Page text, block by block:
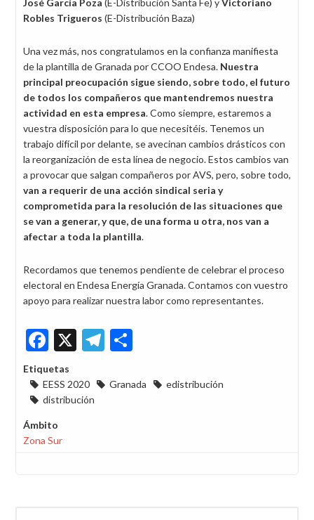
José García Poza (E-Distribución Santa Fe) yVictoriano
Robles Trigueros (E-Distribución Baza)
Una vez más, nos congratulamos en la confianza manifiesta
de la plantilla de Granada por CCOO Endesa. Nuestra
principal preocupación sigue siendo, sobre todo, el futuro
de todos los compañeros que mantendremos nuestra
actividad en esta empresa. Como siempre, estaremos a
vuestra disposición para lo que necesitéis. Tenemos un
trabajo difícil por delante, se avecinan cambios drásticos con
la reorganización de esta línea de negocio. Estos cambios van
a provocar que salgan compañeros por AVS, pero, sobre todo,
van a requerir de una acción sindical seria y
comprometida para la resolución de las situaciones que
se van a generar, y que, de una forma u otra, nos van a
afectar a toda la plantilla.
Recordamos que tenemos pendiente de celebrar el proceso
electoral en Endesa Energía Granada. Contamos con vuestro
apoyo para realizar nuestra labor como representantes.
Facebook
X Telegram
Etiquetas
EESS 2020
Granada
edistribución
distribución
Ámbito
Zona Sur